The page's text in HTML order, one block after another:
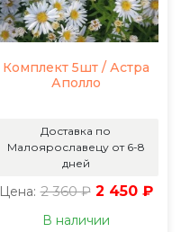
Комплект 5шт / Астра
Аполло
Доставка по
Малоярославецу от 6-8
дней
Цена: 2 360 ₽ 2 450 ₽
В наличии